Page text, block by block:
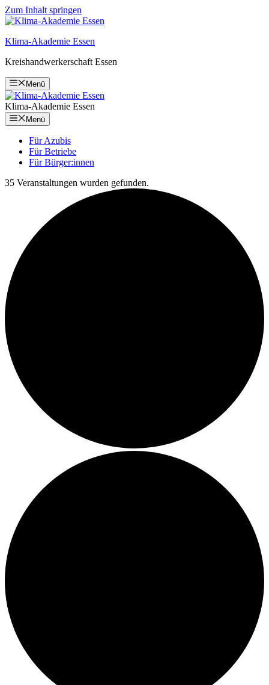
Zum Inhalt springen
Klima-Akademie Essen
Kreishandwerkerschaft Essen
Menü
Klima-Akademie Essen
Menü
Für Azubis
Für Betriebe
Für Bürger:innen
35 Veranstaltungen wurden gefunden.